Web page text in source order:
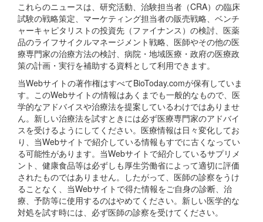
これらのニュースは、研究活動、治験担当者（CRA）の臨床
試験の戦略策定、マーケティング担当者の販売戦略、ベンチ
ャーキャピタリストの投資先（ファイナンス）の検討、医薬
品のライフサイクルマネージメント戦略、医師やその他の医
療専門家の治療方法の検討、病院・地域医療・政府の医療政
策の計画・実行を補助する資料として利用できます。
当Webサイトの著作権はすべてBioToday.comが保有していま
す。このWebサイトの情報はあくまでも一般的なもので、医
学的なアドバイスや治療法を提案しているわけではありませ
ん。新しい治療法を試すときには必ず医療専門家のアドバイ
スを受けるようにしてください。医療情報は日々変化してお
り、当Webサイトで紹介している情報もすでに古くなってい
る可能性があります。当Webサイトで紹介しているサプリメ
ント、健康食品等は必ずしも厚生労働省によって適切に評価
されたものではありません。したがって、医師の診察をうけ
ることなく、当Webサイトで得た情報をご自身の診断、治
療、予防等に使用するのはやめてください。新しい医学的な
対処を試す時には、必ず医師の診察を受けてください。